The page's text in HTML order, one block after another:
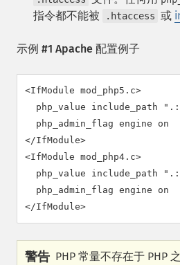
指令都不能被
.htaccess 或
示例 #1 Apache 配置例子
<IfModule mod_php5.c>
php_value include_path
  php_admin_flag engine on
</IfModule>
<IfModule mod_php4.c>
php_value include_path
  php_admin_flag engine on
</IfModule>
警告 PHP 常量不存在于 PHP